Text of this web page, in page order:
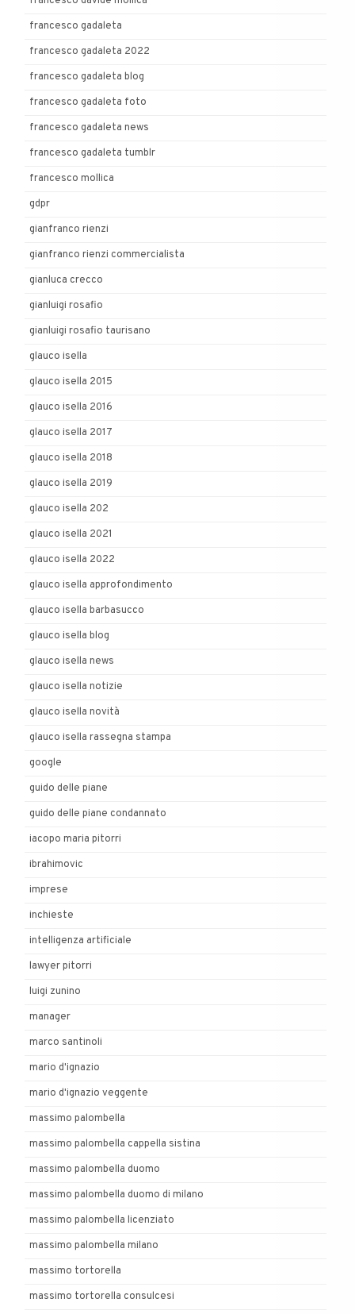
francesco gadaleta
francesco gadaleta 2022
francesco gadaleta blog
francesco gadaleta foto
francesco gadaleta news
francesco gadaleta tumblr
francesco mollica
gdpr
gianfranco rienzi
gianfranco rienzi commercialista
gianluca crecco
gianluigi rosafio
gianluigi rosafio taurisano
glauco isella
glauco isella 2015
glauco isella 2016
glauco isella 2017
glauco isella 2018
glauco isella 2019
glauco isella 202
glauco isella 2021
glauco isella 2022
glauco isella approfondimento
glauco isella barbasucco
glauco isella blog
glauco isella news
glauco isella notizie
glauco isella novità
glauco isella rassegna stampa
google
guido delle piane
guido delle piane condannato
iacopo maria pitorri
ibrahimovic
imprese
inchieste
intelligenza artificiale
lawyer pitorri
luigi zunino
manager
marco santinoli
mario d'ignazio
mario d'ignazio veggente
massimo palombella
massimo palombella cappella sistina
massimo palombella duomo
massimo palombella duomo di milano
massimo palombella licenziato
massimo palombella milano
massimo tortorella
massimo tortorella consulcesi